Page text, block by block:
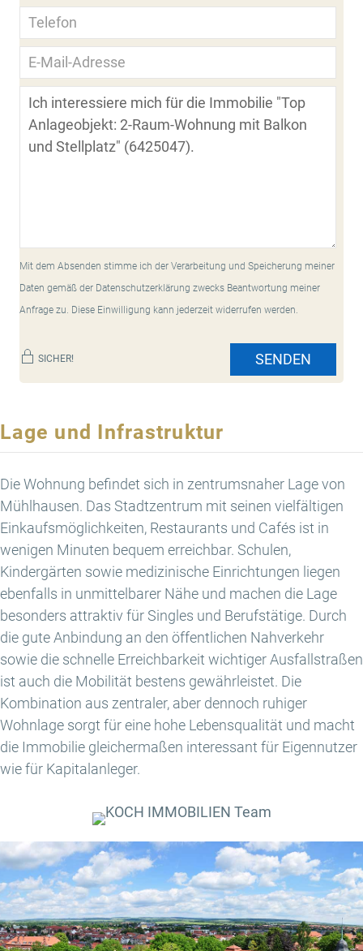
Mit dem Absenden stimme ich der Verarbeitung und Speicherung meiner
Daten gemäß der Datenschutzerklärung zwecks Beantwortung meiner
Anfrage zu. Diese Einwilligung kann jederzeit widerrufen werden.
SICHER! SENDEN
Lage und Infrastruktur
Die Wohnung befindet sich in zentrumsnaher Lage von
Mühlhausen. Das Stadtzentrum mit seinen vielfältigen
Einkaufsmöglichkeiten, Restaurants und Cafés ist in
wenigen Minuten bequem erreichbar. Schulen,
Kindergärten sowie medizinische Einrichtungen liegen
ebenfalls in unmittelbarer Nähe und machen die Lage
besonders attraktiv für Singles und Berufstätige. Durch
die gute Anbindung an den öffentlichen Nahverkehr
sowie die schnelle Erreichbarkeit wichtiger Ausfallstraßen
ist auch die Mobilität bestens gewährleistet. Die
Kombination aus zentraler, aber dennoch ruhiger
Wohnlage sorgt für eine hohe Lebensqualität und macht
die Immobilie gleichermaßen interessant für Eigennutzer
wie für Kapitalanleger.